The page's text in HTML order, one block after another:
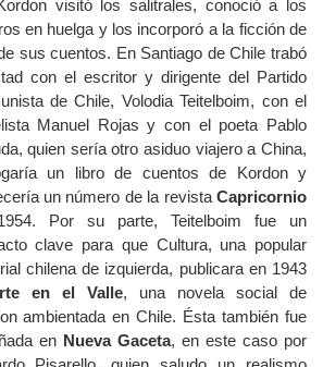
visitó los salitrales, conoció a los
en huelga y los incorporó a la ficción de
sus cuentos. En Santiago de Chile trabó
con el escritor y dirigente del Partido
de Chile, Volodia Teitelboim, con el
Manuel Rojas y con el poeta Pablo
quien sería otro asiduo viajero a China,
un libro de cuentos de Kordon y
un número de la revista Capricornio
Por su parte, Teitelboim fue un
clave para que Cultura, una popular
chilena de izquierda, publicara en 1943
en el Valle, una novela social de
ambientada en Chile. Ésta también fue
en Nueva Gaceta, en este caso por